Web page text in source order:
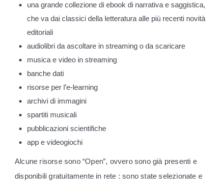
una grande collezione di ebook di narrativa e saggistica,
che va dai classici della letteratura alle più recenti novità
editoriali
audiolibri da ascoltare in streaming o da scaricare
musica e video in streaming
banche dati
risorse per l’e-learning
archivi di immagini
spartiti musicali
pubblicazioni scientifiche
app e videogiochi
Alcune risorse sono “Open”, ovvero sono già presenti e
disponibili gratuitamente in rete : sono state selezionate e